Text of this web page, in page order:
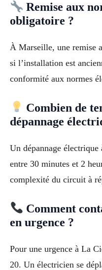
Remise aux
obligatoire ?
À Marseille, une remise
si l’installation est
conformité aux normes
Combien de
dépannage
Un dépannage
entre 30 minutes et 2
complexité du circuit à
Comment
en urgence ?
Pour une urgence à La
20. Un électricien se